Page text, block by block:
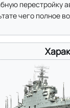
перестройку
чего полное